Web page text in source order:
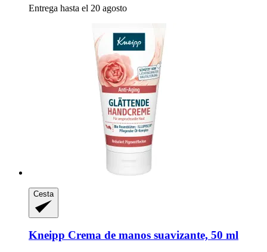
Entrega hasta el 20 agosto
Cesta
Kneipp Crema de manos suavizante, 50 ml